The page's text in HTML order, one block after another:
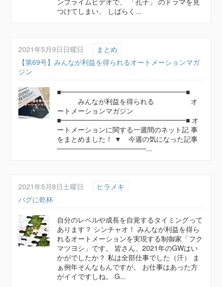
つけてしまい、 しばらく...
2021年5月9日日曜日
まとめ
【第69号】みんなが利益を得られるオートメーションマガ
ジン
■━━━━━━━━━━━━━━━━━━■
みんなが利益を得られる オ
ートメーションマガジン
■━━━━━━━━━━━━━━━━━━■ オ
ートメーションに関する一週間のネット記 事
をまとめました！ ▼ 今週の気になった記事
──────────────────...
2021年5月8日土曜日
ヒラメキ
バグに乾杯
自分のレベルや成長を自覚するタイミングって
あります？ シンチャオ！ みんなが利益を得ら
れるオートメーションを実現する制御家「フク
マツヨシ」です。 皆さん、2021年のGWはい
かがでしたか？ 私は全部仕事でした（汗） ま
ぁ例年そんなもんですが。 お仕事はあった方
がイイですしね。 G...